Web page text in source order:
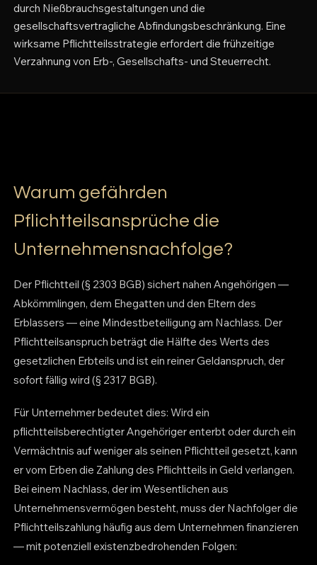
durch Nießbrauchsgestaltungen und die
gesellschaftsvertragliche Abfindungsbeschränkung. Eine
wirksame Pflichtteilsstrategie erfordert die frühzeitige
Verzahnung von Erb-, Gesellschafts- und Steuerrecht.
Warum gefährden
Pflichtteilsansprüche die
Unternehmensnachfolge?
Der Pflichtteil (§ 2303 BGB) sichert nahen Angehörigen —
Abkömmlingen, dem Ehegatten und den Eltern des
Erblassers — eine Mindestbeteiligung am Nachlass. Der
Pflichtteilsanspruch beträgt die Hälfte des Werts des
gesetzlichen Erbteils und ist ein reiner Geldanspruch, der
sofort fällig wird (§ 2317 BGB).
Für Unternehmer bedeutet dies: Wird ein
pflichtteilsberechtigter Angehöriger enterbt oder durch ein
Vermächtnis auf weniger als seinen Pflichtteil gesetzt, kann
er vom Erben die Zahlung des Pflichtteils in Geld verlangen.
Bei einem Nachlass, der im Wesentlichen aus
Unternehmensvermögen besteht, muss der Nachfolger die
Pflichtteilszahlung häufig aus dem Unternehmen finanzieren
— mit potenziell existenzbedrohenden Folgen: